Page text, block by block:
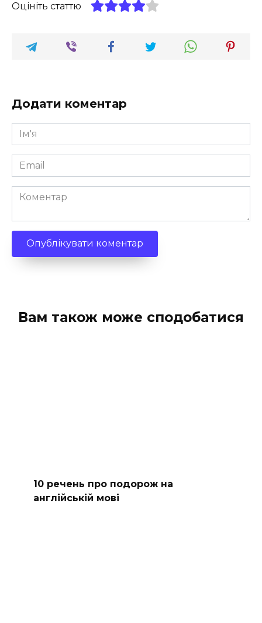
Оцініть статтю
Додати коментар
Ім'я
*
Email
*
Коментар
Вам також може сподобатися
10 речень про подорож на
англійській мові